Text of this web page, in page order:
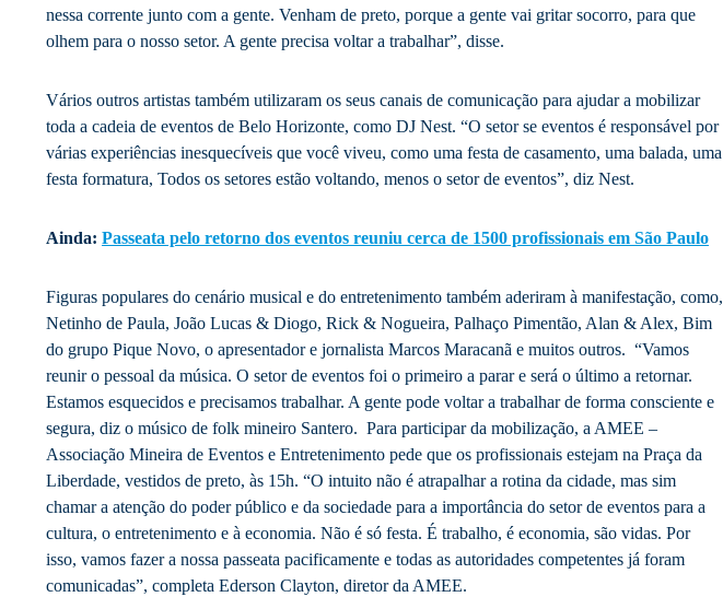
nessa corrente junto com a gente. Venham de preto, porque a gente vai gritar socorro, para que
olhem para o nosso setor. A gente precisa voltar a trabalhar”, disse.
Vários outros artistas também utilizaram os seus canais de comunicação para ajudar a mobilizar
toda a cadeia de eventos de Belo Horizonte, como DJ Nest. “O setor se eventos é responsável por
várias experiências inesquecíveis que você viveu, como uma festa de casamento, uma balada, uma
festa formatura, Todos os setores estão voltando, menos o setor de eventos”, diz Nest.
Ainda: Passeata pelo retorno dos eventos reuniu cerca de 1500 profissionais em São Paulo
Figuras populares do cenário musical e do entretenimento também aderiram à manifestação, como,
Netinho de Paula, João Lucas & Diogo, Rick & Nogueira, Palhaço Pimentão, Alan & Alex, Bim
do grupo Pique Novo, o apresentador e jornalista Marcos Maracanã e muitos outros. “Vamos
reunir o pessoal da música. O setor de eventos foi o primeiro a parar e será o último a retornar.
Estamos esquecidos e precisamos trabalhar. A gente pode voltar a trabalhar de forma consciente e
segura, diz o músico de folk mineiro Santero. Para participar da mobilização, a AMEE –
Associação Mineira de Eventos e Entretenimento pede que os profissionais estejam na Praça da
Liberdade, vestidos de preto, às 15h. “O intuito não é atrapalhar a rotina da cidade, mas sim
chamar a atenção do poder público e da sociedade para a importância do setor de eventos para a
cultura, o entretenimento e à economia. Não é só festa. É trabalho, é economia, são vidas. Por
isso, vamos fazer a nossa passeata pacificamente e todas as autoridades competentes já foram
comunicadas”, completa Ederson Clayton, diretor da AMEE.